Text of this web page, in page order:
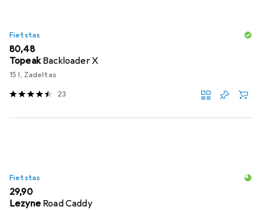
Fietstas
EUR
80,48
Topeak Backloader X
15 l, Zadeltas
23
Fietstas
EUR
29,90
Lezyne Road Caddy